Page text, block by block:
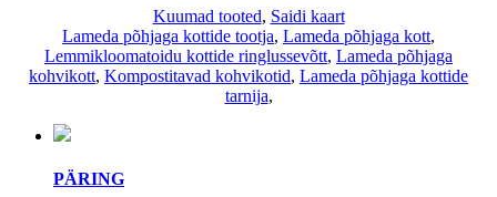
Kuumad tooted, Saidi kaart
Lameda põhjaga kottide tootja, Lameda põhjaga kott,
Lemmikloomatoidu kottide ringlussevõtt, Lameda põhjaga
kohvikott, Kompostitavad kohvikotid, Lameda põhjaga kottide
tarnija,
PÄRING